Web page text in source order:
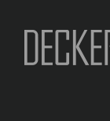
Inhalt
springen